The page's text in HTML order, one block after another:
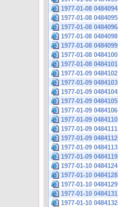
1977-01-08
1977-01-08
1977-01-08
1977-01-08
1977-01-08
1977-01-08
1977-01-08
1977-01-09
1977-01-09
1977-01-09
1977-01-09
1977-01-09
1977-01-09
1977-01-09
1977-01-09
1977-01-09
1977-01-09
1977-01-10
1977-01-10
1977-01-10
1977-01-10
1977-01-10